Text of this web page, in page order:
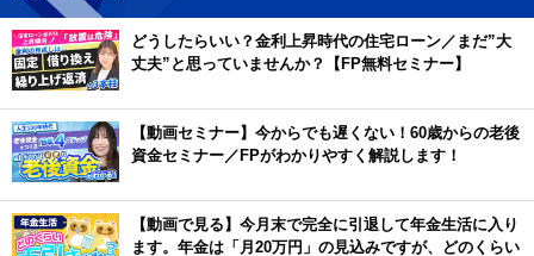
どうしたらいい？金利上昇時代の住宅ローン／まだ”大
丈夫”と思っていませんか？【FP無料セミナー】
【動画セミナー】今からでも遅くない！60歳からの老後
資金セミナー／FPがわかりやすく解説します！
【動画で見る】今月末で完全に引退して年金生活に入り
ます。年金は「月20万円」の見込みですが、どのくらい